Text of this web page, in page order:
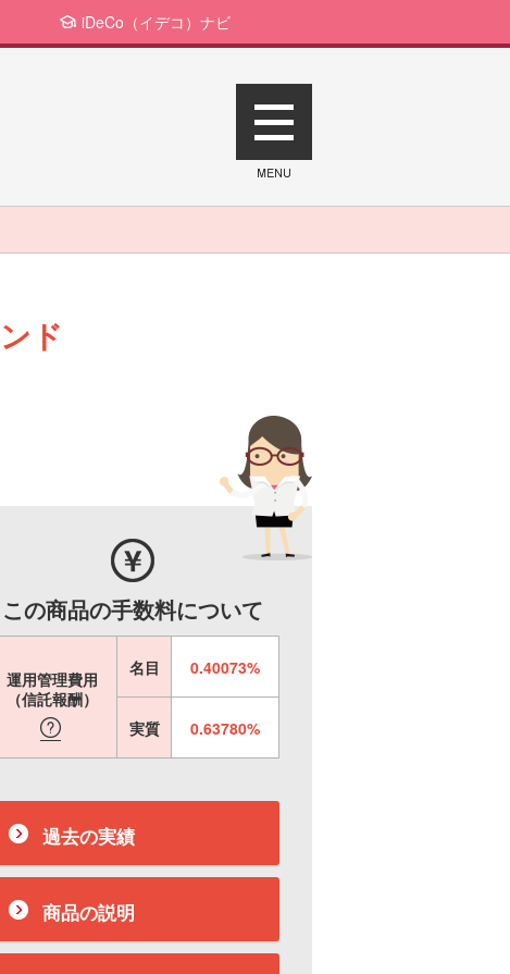
iDeCo（イデコ）ナビ
ド
この商品の手数料について
運用管理費用
（信託報酬）
名目 0.40073%
実質 0.63780%
過去の実績
商品の説明